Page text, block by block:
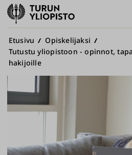
Turun
yliopisto
Murupolku
Etusivu
Opiskelijaksi
Tutustu yliopistoon - opinnot,
hakijoille